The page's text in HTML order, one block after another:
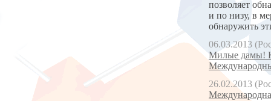
позволяет
и по низу, в
обнаружить
06.03.2013
Милые дамы!
26.02.2013